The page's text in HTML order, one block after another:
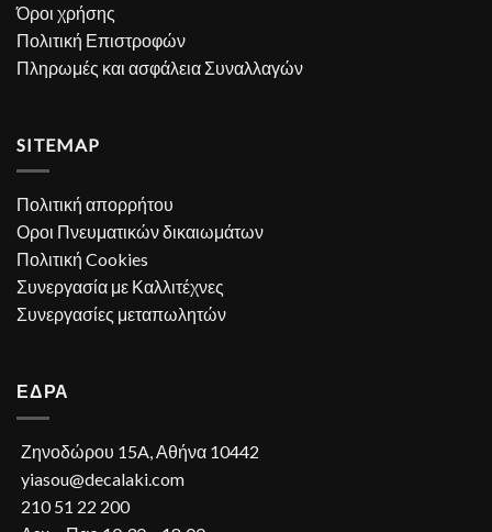
Όροι χρήσης
Πολιτική Επιστροφών
Πληρωμές και ασφάλεια Συναλλαγών
SITEMAP
Πολιτική απορρήτου
Οροι Πνευματικών δικαιωμάτων
Πολιτική Cookies
Συνεργασία με Καλλιτέχνες
Συνεργασίες μεταπωλητών
ΕΔΡΑ
Ζηνοδώρου 15A, Αθήνα 10442
yiasou@decalaki.com
210 51 22 200